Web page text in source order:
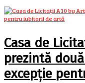
Casa de
prezintă
excepție